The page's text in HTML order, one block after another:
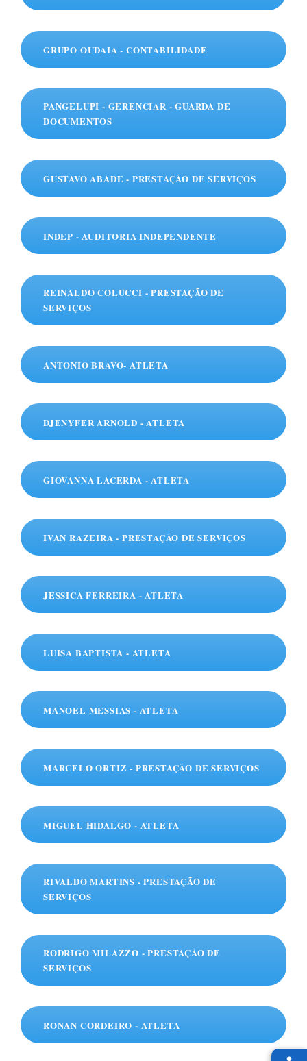
GRUPO OUDAIA - CONTABILIDADE
PANGELUPI - GERENCIAR - GUARDA DE
DOCUMENTOS
GUSTAVO ABADE - PRESTAÇÃO DE SERVIÇOS
INDEP - AUDITORIA INDEPENDENTE
REINALDO COLUCCI - PRESTAÇÃO DE
SERVIÇOS
ANTONIO BRAVO- ATLETA
DJENYFER ARNOLD - ATLETA
GIOVANNA LACERDA - ATLETA
IVAN RAZEIRA - PRESTAÇÃO DE SERVIÇOS
JESSICA FERREIRA - ATLETA
LUISA BAPTISTA - ATLETA
MANOEL MESSIAS - ATLETA
MARCELO ORTIZ - PRESTAÇÃO DE SERVIÇOS
MIGUEL HIDALGO - ATLETA
RIVALDO MARTINS - PRESTAÇÃO DE
SERVIÇOS
RODRIGO MILAZZO - PRESTAÇÃO DE
SERVIÇOS
RONAN CORDEIRO - ATLETA